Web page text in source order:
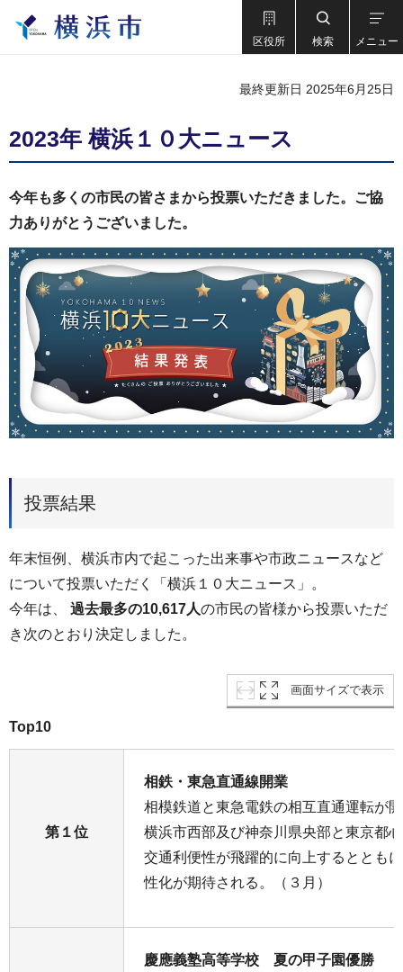
区役所 検索 メニュー
最終更新日 2025年6月25日
2023年 横浜１０大ニュース
今年も多くの市民の皆さまから投票いただきました。ご協
力ありがとうございました。
投票結果
年末恒例、横浜市内で起こった出来事や市政ニュースなど
について投票いただく「横浜１０大ニュース」。
今年は、 過去最多の10,617人の市民の皆様から投票いただ
き次のとおり決定しました。
画面サイズで表示
Top10
第１位
相鉄・東急直通線開業
相模鉄道と東急電鉄の相互直通運転が
横浜市西部及び神奈川県央部と東京都
交通利便性が飛躍的に向上するととも
性化が期待される。（３月）
慶應義塾高等学校 夏の甲子園優勝